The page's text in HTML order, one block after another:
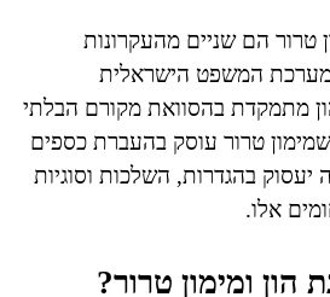
טרור הם שניים מהעקרונות
המשפט הישראלית
מתמקדת בהסוואת מקורם הבלתי
טרור עוסק בהעברת כספים
בהגדרות, השלכות וסוגיות
אלו.
הון ומימון טרור?